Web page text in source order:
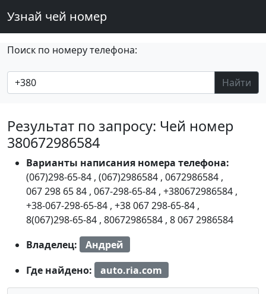
Узнай чей номер
Поиск по номеру телефона:
Найти
Результат по запросу: Чей номер
380672986584
Варианты написания номера телефона:
(067)298-65-84 , (067)2986584 , 0672986584 ,
067 298 65 84 , 067-298-65-84 , +380672986584 ,
+38-067-298-65-84 , +38 067 298-65-84 ,
8(067)298-65-84 , 80672986584 , 8 067 2986584
Владелец:
Андрей
Где найдено:
auto.ria.com